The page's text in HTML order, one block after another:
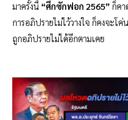
มาครั้งนี้ “ศึกซักฟอก 2565” ก็ค
การอภิปรายไม่ไว้วางใจ ก็คงจะโ
ถูกอภิปรายไม่ได้อีกตามเคย